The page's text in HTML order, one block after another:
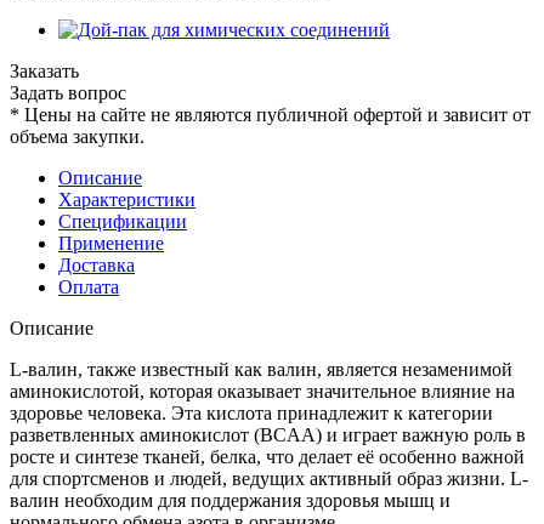
Заказать
Задать вопрос
* Цены на сайте не являются публичной офертой и зависит от
объема закупки.
Описание
Характеристики
Спецификации
Применение
Доставка
Оплата
Описание
L-валин, также известный как валин, является незаменимой
аминокислотой, которая оказывает значительное влияние на
здоровье человека. Эта кислота принадлежит к категории
разветвленных аминокислот (BCAA) и играет важную роль в
росте и синтезе тканей, белка, что делает её особенно важной
для спортсменов и людей, ведущих активный образ жизни. L-
валин необходим для поддержания здоровья мышц и